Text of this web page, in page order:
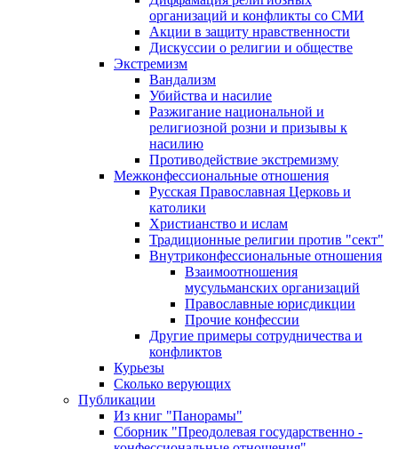
организаций и конфликты со СМИ
Акции в защиту нравственности
Дискуссии о религии и обществе
Экстремизм
Вандализм
Убийства и насилие
Разжигание национальной и
религиозной розни и призывы к
насилию
Противодействие экстремизму
Межконфессиональные отношения
Русская Православная Церковь и
католики
Христианство и ислам
Традиционные религии против "сект"
Внутриконфессиональные отношения
Взаимоотношения
мусульманских организаций
Православные юрисдикции
Прочие конфессии
Другие примеры сотрудничества и
конфликтов
Курьезы
Сколько верующих
Публикации
Из книг "Панорамы"
Сборник "Преодолевая государственно -